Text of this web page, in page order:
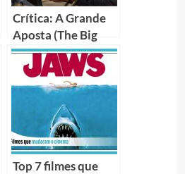
Crítica: A Grande
Aposta (The Big
Short)
Top 7 filmes que